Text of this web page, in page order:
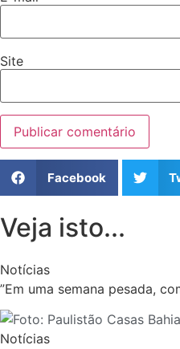
Site
Facebook
Veja isto...
Notícias
”Em uma semana pesada,
Notícias